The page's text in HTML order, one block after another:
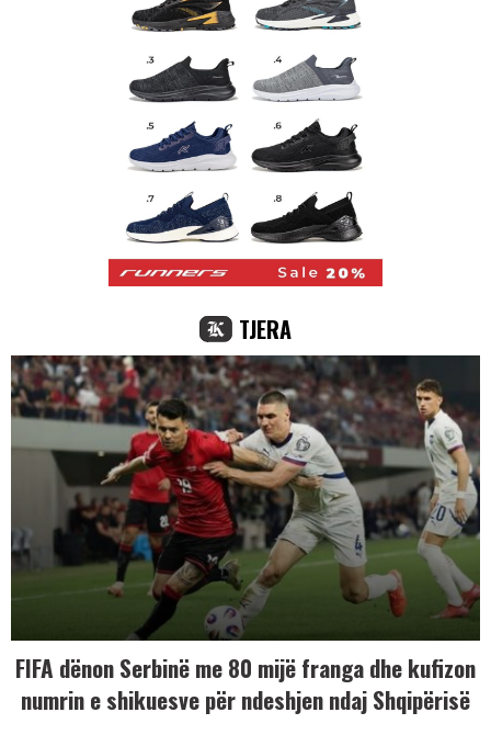
TJERA
FIFA dënon Serbinë me 80 mijë franga dhe kufizon
numrin e shikuesve për ndeshjen ndaj Shqipërisë